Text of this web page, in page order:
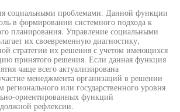
социальными проблемами. Данной функции
в формировании системного подхода к
планирования. Управление социальными
их своевременную диагностику,
стратегии их решения с учетом имеющихся
принятого решения. Если данная функция
чаще всего актуализирована
менеджмента организаций в решении
регионального или государственного уровня
ориентированных функций
должной рефлексии.